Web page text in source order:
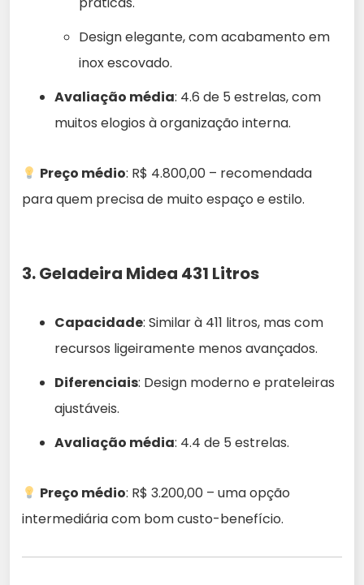
Design elegante, com acabamento em
inox escovado.
Avaliação média: 4.6 de 5 estrelas, com
muitos elogios à organização interna.
Preço médio: R$ 4.800,00 – recomendada
para quem precisa de muito espaço e estilo.
3. Geladeira Midea 431 Litros
Capacidade: Similar à 411 litros, mas com
recursos ligeiramente menos avançados.
Diferenciais: Design moderno e prateleiras
ajustáveis.
Avaliação média: 4.4 de 5 estrelas.
Preço médio: R$ 3.200,00 – uma opção
intermediária com bom custo-benefício.